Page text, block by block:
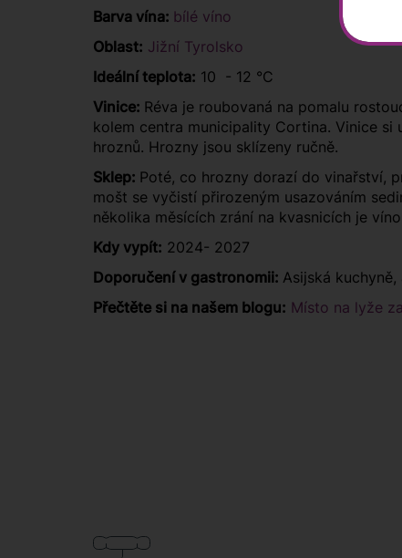
Barva vína: bílé víno
Oblast: Jižní Tyrolsko
Ideální teplota: 10 - 12 °C
Vinice: Réva je roubovaná na pomalu
kolem centra municipality Cortina. Vinice
hroznů. Hrozny jsou sklízeny ručně.
Sklep: Poté, co hrozny dorazí do vinařství,
mošt se vyčistí přirozeným usazováním
několika měsících zrání na kvasnicích je
Kdy vypít: 2024- 2027
Doporučení v gastronomii: Asijská
Přečtěte si na našem blogu: Místo na lyže